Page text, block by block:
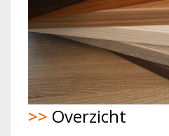
>> Overzicht